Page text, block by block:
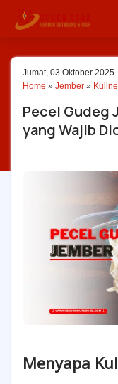
Jumat, 03 Oktober 2025
Home » Jember »
Pecel Gudeg
yang Wajib
Menyapa